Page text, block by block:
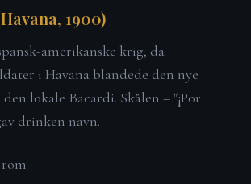
1900)
amerikanske krig, da
i Havana blandede den nye
lokale Bacardi. Skålen – "¡Por
drinken navn.